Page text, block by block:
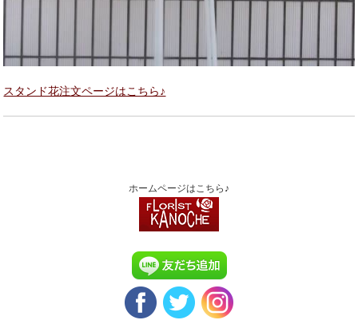
スタンド花注文ページはこちら♪
ホームページはこちら♪